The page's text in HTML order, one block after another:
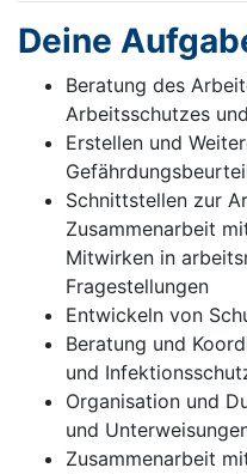
Deine
Beratung des
Arbeitsschutzes
Erstellen und
Schnittstellen zur
Zusammenarbeit
Mitwirken in
Fragestellungen
Entwickeln von
Beratung und
und
Organisation und
und
Zusammenarbeit